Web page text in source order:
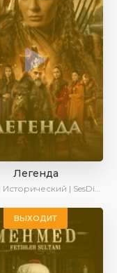
Легенда
Драма | Исторический | SesDizi | Ирина Котова | AveTurk | Turok1990
ВЫХОДИТ